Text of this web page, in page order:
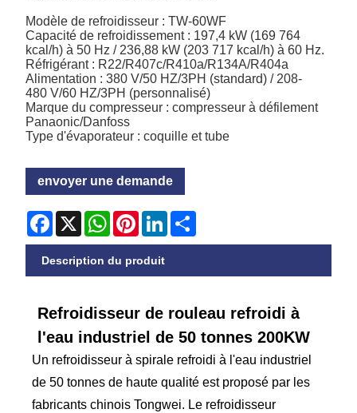
Modèle de refroidisseur : TW-60WF
Capacité de refroidissement : 197,4 kW (169 764
kcal/h) à 50 Hz / 236,88 kW (203 717 kcal/h) à 60 Hz.
Réfrigérant : R22/R407c/R410a/R134A/R404a
Alimentation : 380 V/50 HZ/3PH (standard) / 208-
480 V/60 HZ/3PH (personnalisé)
Marque du compresseur : compresseur à défilement
Panaonic/Danfoss
Type d'évaporateur : coquille et tube
envoyer une demande
Facebook
X WhatsApp
PinterestLinkedIn
Description du produit
Refroidisseur de rouleau refroidi à
l'eau industriel de 50 tonnes 200KW
Un refroidisseur à spirale refroidi à l'eau industriel
de 50 tonnes de haute qualité est proposé par les
fabricants chinois Tongwei. Le refroidisseur